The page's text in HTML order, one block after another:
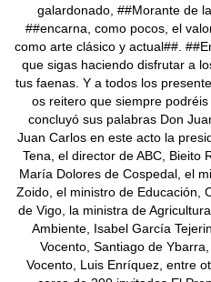
galardonado, ##Morante de
##encarna, como pocos, el
como arte clásico y actual##.
que sigas haciendo disfrutar a
tus faenas. Y a todos los
os reitero que siempre
concluyó sus palabras Don
Juan Carlos en este acto la
Tena, el director de ABC, Bieito
María Dolores de Cospedal, el
Zoido, el ministro de Educación,
de Vigo, la ministra de
Ambiente, Isabel García
Vocento, Santiago de
Vocento, Luis Enríquez, entre